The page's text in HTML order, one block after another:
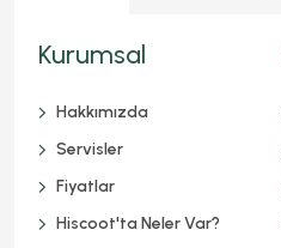
Kurumsal
Hakkımızda
Servisler
Fiyatlar
Hiscoot'ta Neler Var?